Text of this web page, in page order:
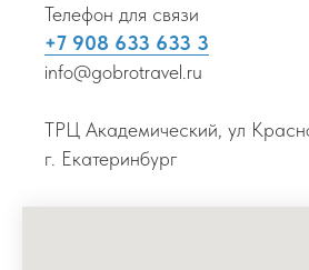
Телефон для связи
+7 908 633 633 3
info@gobrotravel.ru
ТРЦ Академический, ул
г. Екатеринбург